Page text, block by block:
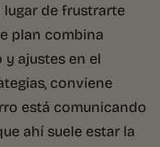
de frustrarte
plan combina
ajustes en el
conviene
está comunicando
ahí suele estar la